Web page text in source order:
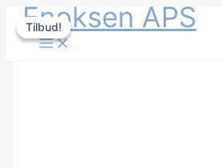
til
Enoksen APS
Tilbud!
Tilbud!